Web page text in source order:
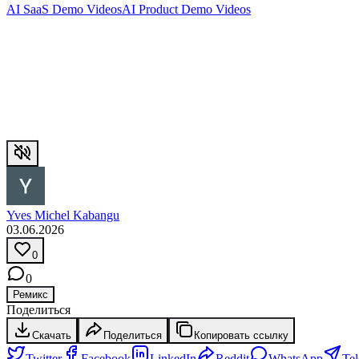
AI SaaS Demo VideosAI Product Demo Videos
Yves Michel Kabangu
03.06.2026
0
0
Ремикс
Поделиться
Скачать Поделиться Копировать ссылку